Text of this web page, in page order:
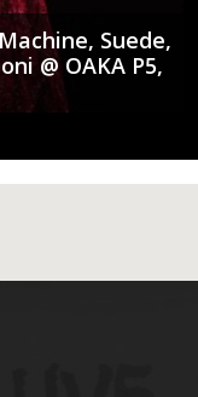
Suede,
@ ΟΑΚΑ P5,